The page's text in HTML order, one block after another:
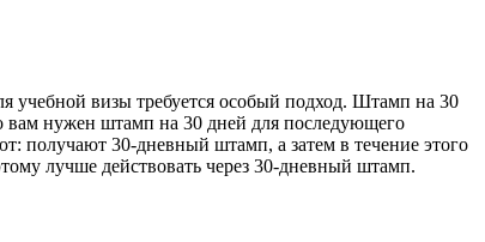
учебной визы требуется особый подход. Штамп на 30
вам нужен штамп на 30 дней для последующего
получают 30-дневный штамп, а затем в течение этого
лучше действовать через 30-дневный штамп.